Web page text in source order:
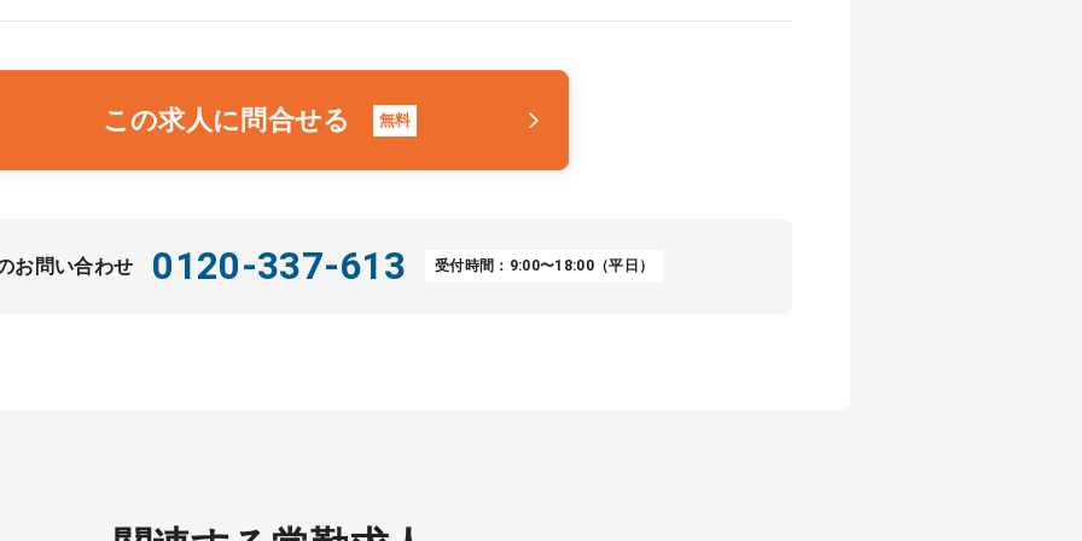
この求人に問合せる 無料
お問い合わせ 0120-337-613 受付時間：9:00〜18:00（平日）